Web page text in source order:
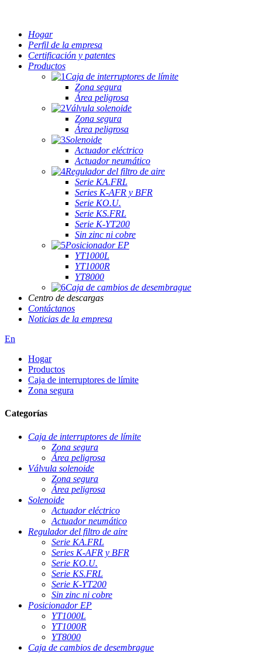
Hogar
Perfil de la empresa
Certificación y patentes
Productos
Caja de interruptores de límite
Zona segura
Área peligrosa
Válvula solenoide
Zona segura
Área peligrosa
Solenoide
Actuador eléctrico
Actuador neumático
Regulador del filtro de aire
Serie KA.FRL
Series K-AFR y BFR
Serie KO.U.
Serie KS.FRL
Serie K-YT200
Sin zinc ni cobre
Posicionador EP
YT1000L
YT1000R
YT8000
Caja de cambios de desembrague
Centro de descargas
Contáctanos
Noticias de la empresa
En
Hogar
Productos
Caja de interruptores de límite
Zona segura
Categorías
Caja de interruptores de límite
Zona segura
Área peligrosa
Válvula solenoide
Zona segura
Área peligrosa
Solenoide
Actuador eléctrico
Actuador neumático
Regulador del filtro de aire
Serie KA.FRL
Series K-AFR y BFR
Serie KO.U.
Serie KS.FRL
Serie K-YT200
Sin zinc ni cobre
Posicionador EP
YT1000L
YT1000R
YT8000
Caja de cambios de desembrague